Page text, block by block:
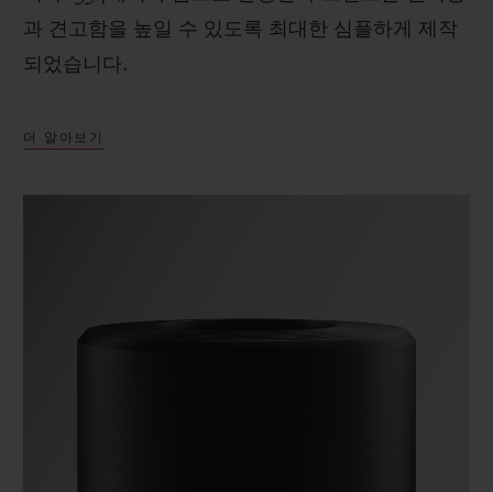
과 견고함을 높일 수 있도록 최대한 심플하게 제작
되었습니다.
더 알아보기